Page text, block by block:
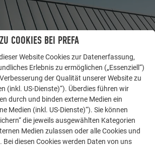
INSPIRIEREN
COOKIES BEI PREFA
Website Cookies zur Datenerfassung,
Erlebnis zu ermöglichen („Essenziell“)
der Qualität unserer Website zu
(inkl. US-Dienste)“). Überdies führen wir
durch und binden externe Medien ein
Medien (inkl. US-Dienste)“). Sie können
die jeweils ausgewählten Kategorien
Medien zulassen oder alle Cookies und
Bei diesen Cookies werden Daten von uns